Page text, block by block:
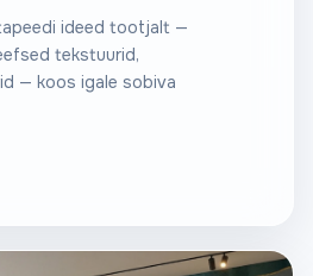
ideed tootjalt —
tekstuurid,
— koos igale sobiva